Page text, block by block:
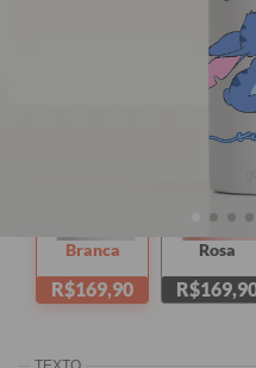
Fresh 950ml
Branca
R$169,90
Rosa